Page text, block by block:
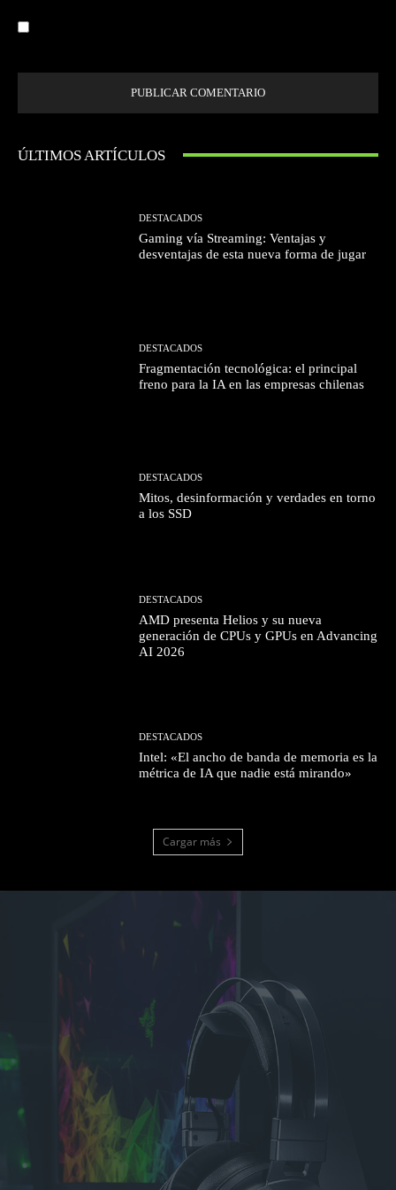
ÚLTIMOS ARTÍCULOS
DESTACADOS
Gaming vía Streaming: Ventajas y
desventajas de esta nueva forma de jugar
DESTACADOS
Fragmentación tecnológica: el principal
freno para la IA en las empresas chilenas
DESTACADOS
Mitos, desinformación y verdades en torno
a los SSD
DESTACADOS
AMD presenta Helios y su nueva
generación de CPUs y GPUs en Advancing
AI 2026
DESTACADOS
Intel: «El ancho de banda de memoria es la
métrica de IA que nadie está mirando»
Cargar más